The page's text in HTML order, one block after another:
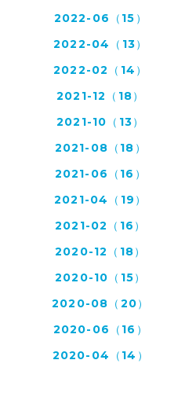
2022-06（15）
2022-04（13）
2022-02（14）
2021-12（18）
2021-10（13）
2021-08（18）
2021-06（16）
2021-04（19）
2021-02（16）
2020-12（18）
2020-10（15）
2020-08（20）
2020-06（16）
2020-04（14）